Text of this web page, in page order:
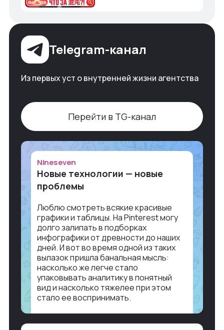
Telegram-канал
Из первых уст о внутренней жизни агентства
Перейти в TG-канал
Nineseven
Новые технологии — новые
проблемы
Люблю смотреть всякие красивые
графики и таблицы. На Pinterest могу
долго залипать в подборках
инфографики от древности до наших
дней. И вот во время одной из таких
вылазок пришла банальная мысль:
насколько же легче стало
упаковывать аналитику в понятный
вид и насколько тяжелее при этом
стало ее воспринимать.